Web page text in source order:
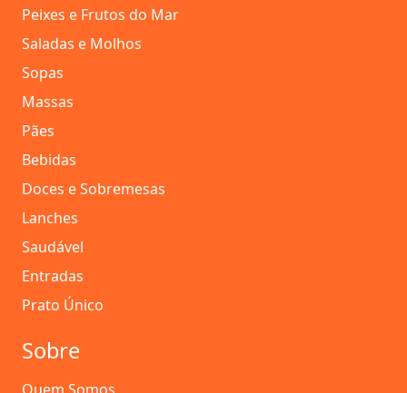
Peixes e Frutos do Mar
Saladas e Molhos
Sopas
Massas
Pães
Bebidas
Doces e Sobremesas
Lanches
Saudável
Entradas
Prato Único
Sobre